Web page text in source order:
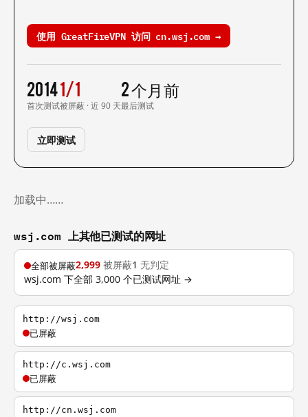
使用 GreatFireVPN 访问 cn.wsj.com →
2014
首次测试
1/1
被屏蔽 · 近 90 天
2 个月前
最后测试
立即测试
加载中……
wsj.com 上其他已测试的网址
全部被屏蔽2,999 被屏蔽1 无判定
wsj.com 下全部 3,000 个已测试网址 →
http://wsj.com
已屏蔽
http://c.wsj.com
已屏蔽
http://cn.wsj.com